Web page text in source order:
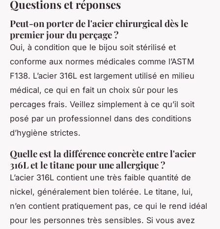
Questions et réponses
Peut-on porter de l'acier chirurgical dès le
premier jour du perçage ?
Oui, à condition que le bijou soit stérilisé et
conforme aux normes médicales comme l’ASTM
F138. L’acier 316L est largement utilisé en milieu
médical, ce qui en fait un choix sûr pour les
percages frais. Veillez simplement à ce qu’il soit
posé par un professionnel dans des conditions
d’hygiène strictes.
Quelle est la différence concrète entre l'acier
316L et le titane pour une allergique ?
L’acier 316L contient une très faible quantité de
nickel, généralement bien tolérée. Le titane, lui,
n’en contient pratiquement pas, ce qui le rend idéal
pour les personnes très sensibles. Si vous avez